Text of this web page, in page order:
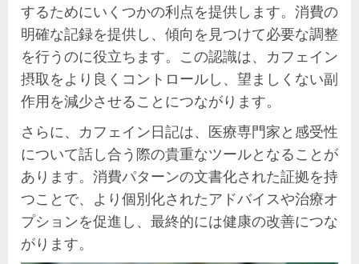
するためにいくつかの利点を提供します。消費の
明確な記録を提供し、傾向を見つけて必要な調整
を行うのに役立ちます。この認識は、カフェイン
摂取をより良くコントロールし、望ましくない副
作用を減少させることにつながります。
さらに、カフェイン日記は、医療専門家と感受性
について話し合う際の貴重なツールとなることが
あります。消費パターンの文書化された証拠を持
つことで、より個別化されたアドバイスや治療オ
プションを促進し、最終的には健康の改善につな
がります。